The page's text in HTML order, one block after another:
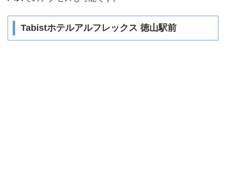
Tabistホテルアルフレックス 徳山駅前